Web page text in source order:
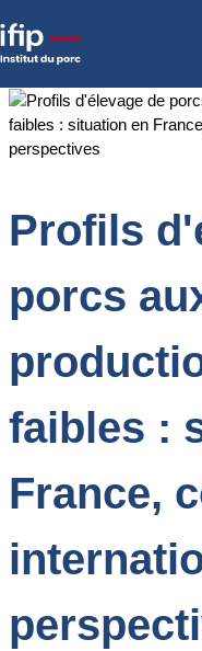
Accueil
production les plus faibles
Profils
porcs
faibles :
France,